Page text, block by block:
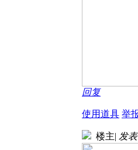
回复
使用道具 举
楼主| 发